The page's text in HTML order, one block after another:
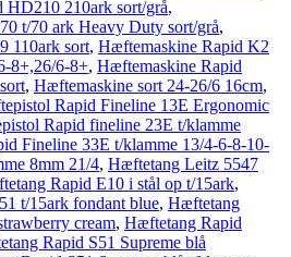
210ark sort/grå,
t/70 ark Heavy Duty sort/grå,
110ark sort, Hæftemaskine Rapid K2
8+,26/6-8+, Hæftemaskine Rapid
, Hæftemaskine sort 24-26/6 16cm,
Rapid Fineline 13E Ergonomic
Rapid fineline 23E t/klamme
Fineline 33E t/klamme 13/4-6-8-10-
8mm 21/4, Hæftetang Leitz 5547
Rapid E10 i stål op t/15ark,
t/15ark fondant blue, Hæftetang
cream, Hæftetang Rapid
Rapid S51 Supreme blå